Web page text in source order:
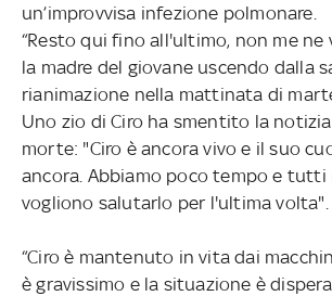
un’improvvisa infezione polmonare.
“Resto qui fino all'ultimo, non me ne
la madre del giovane uscendo dalla
rianimazione nella mattinata di
Uno zio di Ciro ha smentito la
morte: "Ciro è ancora vivo e il suo
ancora. Abbiamo poco tempo e tutti
vogliono salutarlo per l'ultima volta".
“Ciro è mantenuto in vita dai
è gravissimo e la situazione è